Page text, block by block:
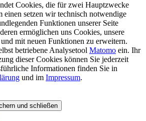
Cookies, die für zwei Hauptzwecke
einen setzen wir technisch notwendige
Funktionen unserer Seite
ermöglichen uns Cookies, unsere
mit neuen Funktionen zu erweitern.
betriebene Analysetool Matomo ein. Ihr
dieser Cookies können Sie jederzeit
Informationen finden Sie in
und im Impressum.
und schließen